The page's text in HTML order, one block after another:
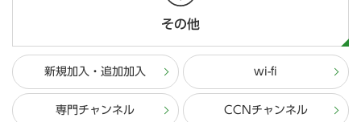
その他
新規加入・追加加入 wi-fi
専門チャンネル CCNチャンネル